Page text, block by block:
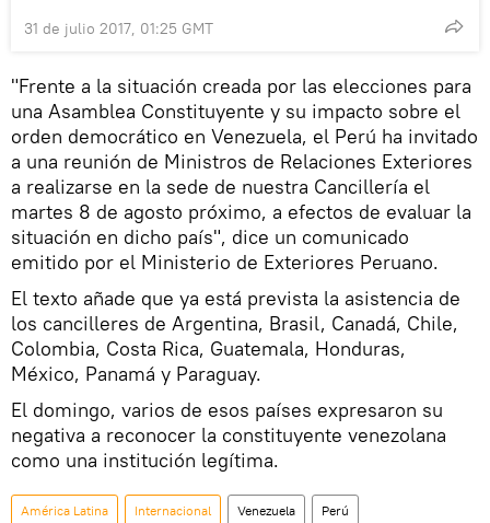
31 de julio 2017, 01:25 GMT
"Frente a la situación creada por las elecciones para
una Asamblea Constituyente y su impacto sobre el
orden democrático en Venezuela, el Perú ha invitado
a una reunión de Ministros de Relaciones Exteriores
a realizarse en la sede de nuestra Cancillería el
martes 8 de agosto próximo, a efectos de evaluar la
situación en dicho país", dice un comunicado
emitido por el Ministerio de Exteriores Peruano.
El texto añade que ya está prevista la asistencia de
los cancilleres de Argentina, Brasil, Canadá, Chile,
Colombia, Costa Rica, Guatemala, Honduras,
México, Panamá y Paraguay.
El domingo, varios de esos países expresaron su
negativa a reconocer la constituyente venezolana
como una institución legítima.
América Latina Internacional Venezuela Perú